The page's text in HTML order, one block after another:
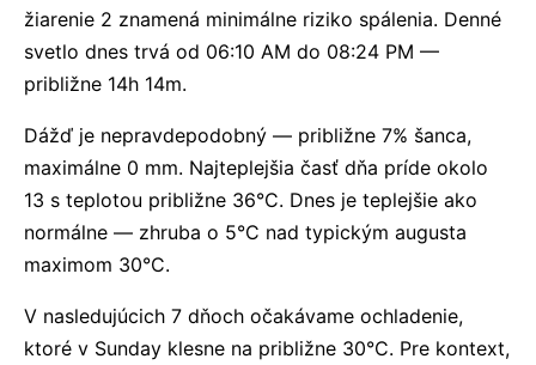
žiarenie 2 znamená minimálne riziko spálenia. Denné
svetlo dnes trvá od 06:10 AM do 08:24 PM —
približne 14h 14m.
Dážď je nepravdepodobný — približne 7% šanca,
maximálne 0 mm. Najteplejšia časť dňa príde okolo
13 s teplotou približne 36°C. Dnes je teplejšie ako
normálne — zhruba o 5°C nad typickým augusta
maximom 30°C.
V nasledujúcich 7 dňoch očakávame ochladenie,
ktoré v Sunday klesne na približne 30°C. Pre kontext,